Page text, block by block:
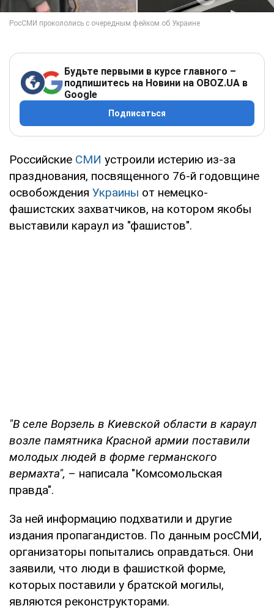
Будьте первыми в курсе главного –
подпишитесь на Новини на OBOZ.UA в
Google
Подписаться
Российские СМИ устроили истерию из-за
празднования, посвященного 76-й годовщине
освобождения Украины от немецко-
фашистских захватчиков, на котором якобы
выставили караул из "фашистов".
"В селе Ворзель в Киевской области в караул
возле памятника Красной армии поставили
молодых людей в форме германского
вермахта", – написала "Комсомольская
правда".
За ней информацию подхватили и другие
издания пропагандистов. По данным росСМИ,
организаторы попытались оправдаться. Они
заявили, что люди в фашисткой форме,
которых поставили у братской могилы,
являются реконструкторами.